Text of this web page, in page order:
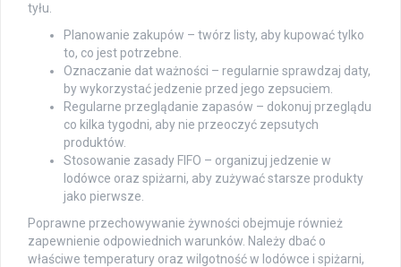
tyłu.
Planowanie zakupów – twórz listy, aby kupować tylko
to, co jest potrzebne.
Oznaczanie dat ważności – regularnie sprawdzaj daty,
by wykorzystać jedzenie przed jego zepsuciem.
Regularne przeglądanie zapasów – dokonuj przeglądu
co kilka tygodni, aby nie przeoczyć zepsutych
produktów.
Stosowanie zasady FIFO – organizuj jedzenie w
lodówce oraz spiżarni, aby zużywać starsze produkty
jako pierwsze.
Poprawne przechowywanie żywności obejmuje również
zapewnienie odpowiednich warunków. Należy dbać o
właściwe temperatury oraz wilgotność w lodówce i spiżarni,